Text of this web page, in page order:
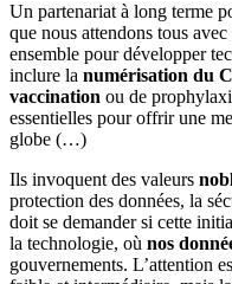
Un partenariat à long terme
que nous attendons tous
ensemble pour développer
inclure la numérisation du
vaccination ou de
essentielles pour offrir une
globe (…)
Ils invoquent des valeurs
protection des données, la
doit se demander si cette
la technologie, où nos
gouvernements. L’attention